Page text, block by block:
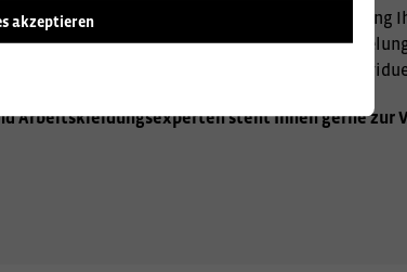
den vielfältigen Möglichkeiten der Personalisierung
hochwertige Stickereien oder andere
um Ihre Arbeitskleidung einzigartig und
Arbeitskleidungsexperten steht Ihnen gerne zur
akzeptieren